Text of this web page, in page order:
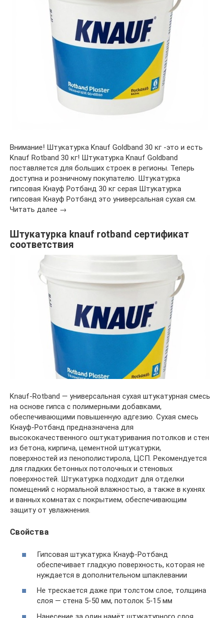
Внимание! Штукатурка Knauf Goldband 30 кг -это и есть
Knauf Rotband 30 кг! Штукатурка Knauf Goldband
поставляется для больших строек в регионы. Теперь
доступна и розничному покупателю. Штукатурка
гипсовая Кнауф Ротбанд 30 кг серая Штукатурка
гипсовая Кнауф Ротбанд это универсальная сухая см.
Читать далее →
Штукатурка knauf rotband сертификат
соответствия
Knauf-Rotband — универсальная сухая штукатурная смесь
на основе гипса с полимерными добавками,
обеспечивающими повышенную адгезию. Сухая смесь
Кнауф-Ротбанд предназначена для
высококачественного оштукатуривания потолков и стен
из бетона, кирпича, цементной штукатурки,
поверхностей из пенополистирола, ЦСП. Рекомендуется
для гладких бетонных потолочных и стеновых
поверхностей. Штукатурка подходит для отделки
помещений с нормальной влажностью, а также в кухнях
и ванных комнатах с покрытием, обеспечивающим
защиту от увлажнения.
Свойства
Гипсовая штукатурка Кнауф-Ротбанд
обеспечивает гладкую поверхность, которая не
нуждается в дополнительном шпаклевании
Не трескается даже при толстом слое, толщина
слоя — стена 5-50 мм, потолок 5-15 мм